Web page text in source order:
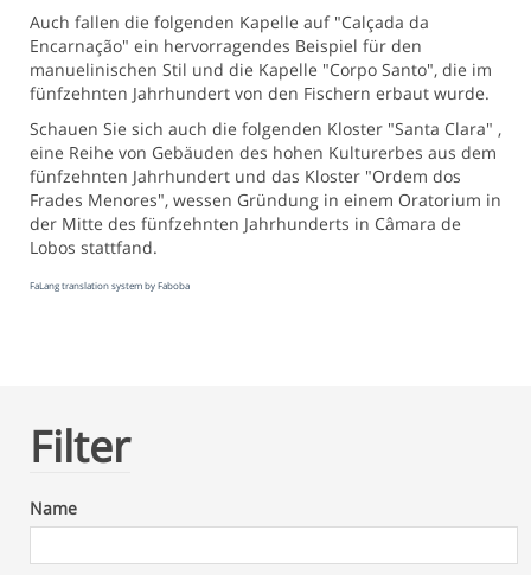
Auch fallen die folgenden Kapelle auf "Calçada da
Encarnação" ein hervorragendes Beispiel für den
manuelinischen Stil und die Kapelle "Corpo Santo", die im
fünfzehnten Jahrhundert von den Fischern erbaut wurde.
Schauen Sie sich auch die folgenden Kloster "Santa Clara" ,
eine Reihe von Gebäuden des hohen Kulturerbes aus dem
fünfzehnten Jahrhundert und das Kloster "Ordem dos
Frades Menores", wessen Gründung in einem Oratorium in
der Mitte des fünfzehnten Jahrhunderts in Câmara de
Lobos stattfand.
FaLang translation system by Faboba
Filter
Name